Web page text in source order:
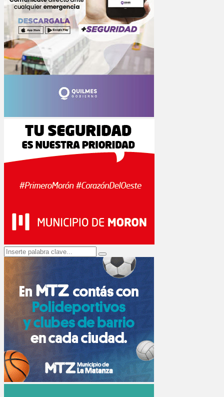
Search
for:
Search